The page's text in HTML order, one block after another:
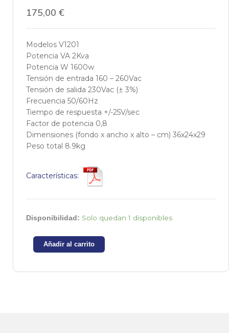
175,00 €
Modelos V1201
Potencia VA 2Kva
Potencia W 1600w
Tensión de entrada 160 – 260Vac
Tensión de salida 230Vac (± 3%)
Frecuencia 50/60Hz
Tiempo de respuesta +/-25V/sec
Factor de potencia 0,8
Dimensiones (fondo x ancho x alto – cm) 36x24x29
Peso total 8.9kg
Características:
Disponibilidad: Solo quedan 1 disponibles
Estabilizador
con
motor
-
Añadir al carrito